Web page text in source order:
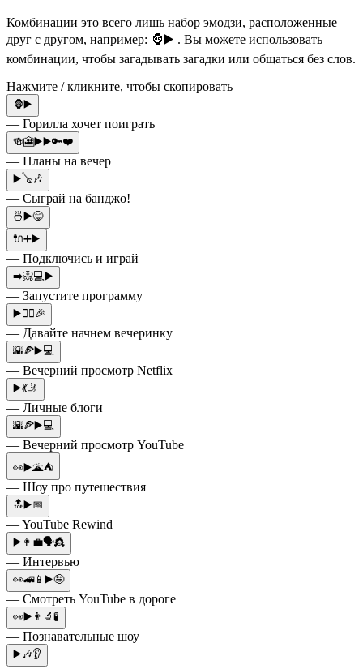
Комбинации это всего лишь набор эмодзи, расположенные
друг с другом, например: 🦍▶️ . Вы можете использовать
комбинации, чтобы загадывать загадки или общаться без слов.
Нажмите / кликните, чтобы скопировать
🦍▶️
— Горилла хочет поиграть
🍻🎦▶️▶️🔑❤️
— Планы на вечер
▶️🪕🎶
— Сыграй на банджо!
🍜▶️😋
🔌➕▶️
— Подключись и играй
➡️📀💻▶️
— Запустите программу
▶️👯‍♂️🎉
— Давайте начнем вечеринку
🌇🍕▶️💻
— Вечерний просмотр Netflix
▶️💃🤳
— Личные блоги
🌇🍕▶️💻
— Вечерний просмотр YouTube
👀▶️🌋⛺
— Шоу про путешествия
🔝▶️📅
— YouTube Rewind
▶️👩‍💼🗣👸
— Интервью
👀🚄📱▶️🤪
— Смотреть YouTube в дороге
👀▶️👨‍🔬🧪
— Познавательные шоу
▶️🎶👂